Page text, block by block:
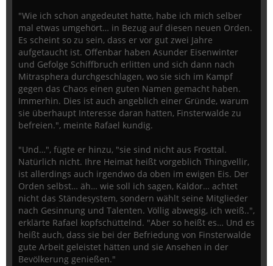
"Wie ich schon angedeutet hatte, habe ich mich selber
mal etwas umgehört… in Bezug auf diesen neuen Orden.
Es scheint so zu sein, dass er vor gut zwei Jahre
aufgetaucht ist. Offenbar haben Asunder Eisenwinter
und Gefolge Schiffbruch erlitten und sich dann nach
Mitrasphera durchgeschlagen, wo sie sich im Kampf
gegen das Chaos einen guten Namen gemacht haben.
Immerhin. Dies ist auch angeblich einer Gründe, warum
sie überhaupt Interesse daran hatten, Finsterwalde zu
befreien.", meinte Rafael kundig.
"Und…", fügte er hinzu, "sie sind nicht aus Frosttal.
Natürlich nicht. Ihre Heimat heißt vorgeblich Thingvellir,
ist allerdings auch irgendwo da oben im ewigen Eis. Der
Orden selbst… äh… wie soll ich sagen, Kaldor… achtet
nicht das Ständesystem, sondern wählt seine Mitglieder
nach Gesinnung und Talenten. Völlig abwegig, ich weiß..",
erklärte Rafael kopfschüttelnd. "Aber so heißt es… Und es
heißt auch, dass sie bei der Befriedung von Finsterwalde
gute Arbeit geleistet hätten und sie Ansehen in der
Bevölkerung genießen."